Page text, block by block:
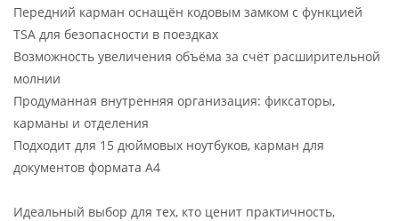
Передний карман оснащён кодовым замком с функцией
TSA для безопасности в поездках
Возможность увеличения объёма за счёт расширительной
молнии
Продуманная внутренняя организация: фиксаторы,
карманы и отделения
Подходит для 15 дюймовых ноутбуков, карман для
документов формата А4
Идеальный выбор для тех, кто ценит практичность,